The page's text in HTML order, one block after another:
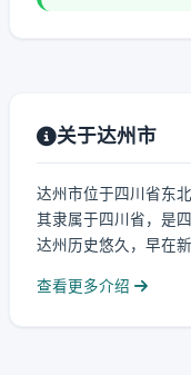
关于达州市
达州市位于四川省东
其隶属于四川省，是
达州历史悠久，早在
查看更多介绍